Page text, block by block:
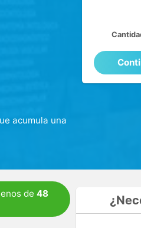
acumula una
síntoma
de 48